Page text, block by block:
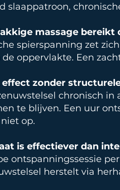
slaappatroon,
massage bereikt
spierspanning zet
oppervlakte. Een
zonder
chronisch
te blijven. Een uur
op.
is effectiever dan
ontspanningssessie
herstelt via